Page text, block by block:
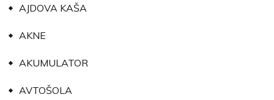
AJDOVA KAŠA
AKNE
AKUMULATOR
AVTOŠOLA